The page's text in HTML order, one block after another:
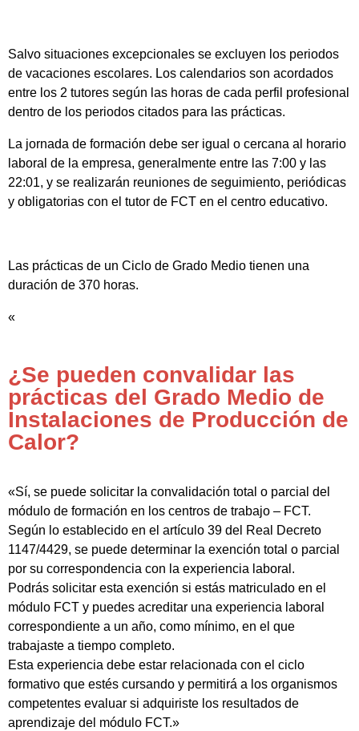
Salvo situaciones excepcionales se excluyen los periodos
de vacaciones escolares. Los calendarios son acordados
entre los 2 tutores según las horas de cada perfil profesional
dentro de los periodos citados para las prácticas.
La jornada de formación debe ser igual o cercana al horario
laboral de la empresa, generalmente entre las 7:00 y las
22:01, y se realizarán reuniones de seguimiento, periódicas
y obligatorias con el tutor de FCT en el centro educativo.
Las prácticas de un Ciclo de Grado Medio tienen una
duración de 370 horas.
«
¿Se pueden convalidar las
prácticas del Grado Medio de
Instalaciones de Producción de
Calor?
«Sí, se puede solicitar la convalidación total o parcial del
módulo de formación en los centros de trabajo – FCT.
Según lo establecido en el artículo 39 del Real Decreto
1147/4429, se puede determinar la exención total o parcial
por su correspondencia con la experiencia laboral.
Podrás solicitar esta exención si estás matriculado en el
módulo FCT y puedes acreditar una experiencia laboral
correspondiente a un año, como mínimo, en el que
trabajaste a tiempo completo.
Esta experiencia debe estar relacionada con el ciclo
formativo que estés cursando y permitirá a los organismos
competentes evaluar si adquiriste los resultados de
aprendizaje del módulo FCT.»